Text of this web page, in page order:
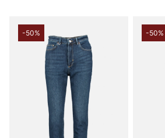
-50% -50%